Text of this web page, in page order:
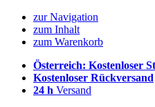
zur Navigation
zum Inhalt
zum Warenkorb
Österreich: Kostenloser
Kostenloser Rückversand
24 h Versand